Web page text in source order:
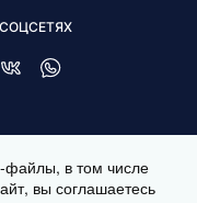
файлы, в том числе
вы соглашаетесь